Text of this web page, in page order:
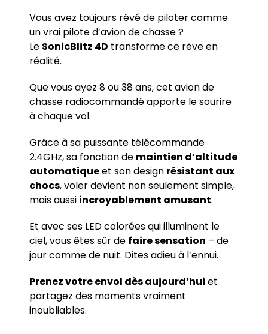
Vous avez toujours rêvé de piloter comme
un vrai pilote d’avion de chasse ?
Le SonicBlitz 4D transforme ce rêve en
réalité.
Que vous ayez 8 ou 38 ans, cet avion de
chasse radiocommandé apporte le sourire
à chaque vol.
Grâce à sa puissante télécommande
2.4GHz, sa fonction de maintien d’altitude
automatiqueet son design résistant aux
chocs, voler devient non seulement simple,
mais aussi incroyablement amusant.
Et avec ses LED colorées qui illuminent le
ciel, vous êtes sûr de faire sensation – de
jour comme de nuit. Dites adieu à l’ennui.
Prenez votre envol dès aujourd’hui et
partagez des moments vraiment
inoubliables.